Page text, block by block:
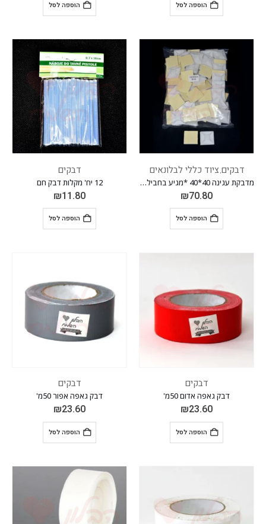
הוספה לסל הוספה לסל
דבקים, ציוד כללי לבלונאים
מדבקת עגינה 40*40 *מגיע בחבילה 100 יח'*
₪70.80
הוספה לסל
דבקים
12 יח' מקלות דבק חם
₪11.80
הוספה לסל
דבקים
דבק גאפה אדום 50מ'
₪23.60
הוספה לסל
דבקים
דבק גאפה אפור 50מ'
₪23.60
הוספה לסל